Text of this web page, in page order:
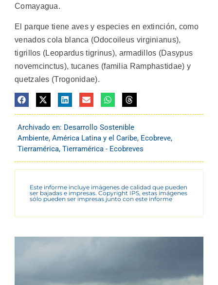
Comayagua.
El parque tiene aves y especies en extinción, como
venados cola blanca (Odocoileus virginianus),
tigrillos (Leopardus tigrinus), armadillos (Dasypus
novemcinctus), tucanes (familia Ramphastidae) y
quetzales (Trogonidae).
Archivado en: Desarrollo Sostenible
Ambiente, América Latina y el Caribe, Ecobreve,
Tierramérica, Tierramérica - Ecobreves
Este informe incluye imágenes de calidad que pueden
ser bajadas e impresas. Copyright IPS, estas imágenes
sólo pueden ser impresas junto con este informe